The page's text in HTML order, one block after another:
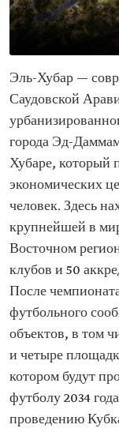
Эль-Хубар —
Саудовской
города Эд-
Хубаре, который
экономических
человек. Здесь
крупнейшей в
Восточном
клубов и 50
После
футбольного
объектов, в том
и четыре
котором будут
футболу 2034
проведению